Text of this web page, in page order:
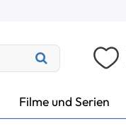
Filme und Serien